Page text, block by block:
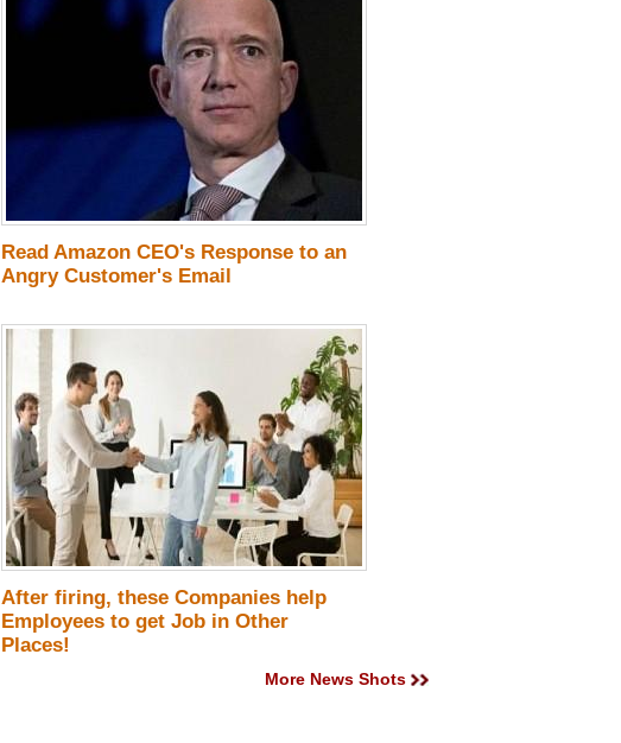
Read Amazon CEO's Response to an
Angry Customer's Email
After firing, these Companies help
Employees to get Job in Other
Places!
More News Shots